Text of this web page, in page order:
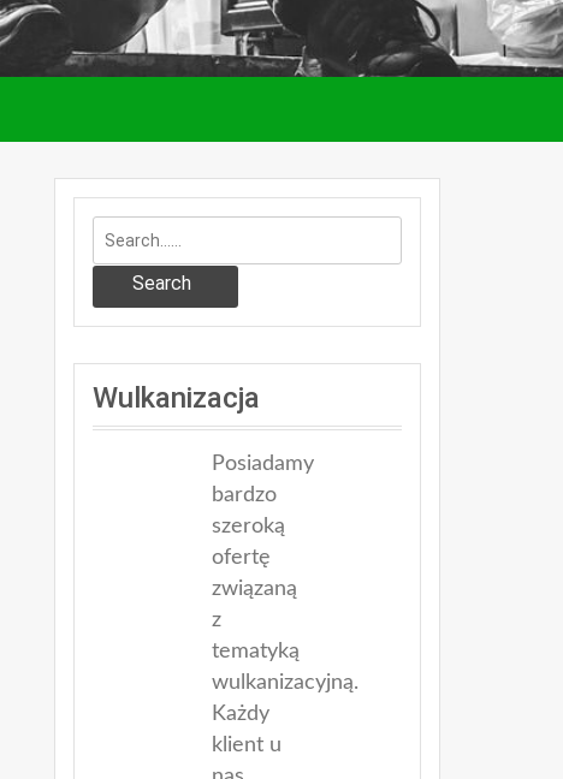
Search
Wulkanizacja
Posiadamy
bardzo
szeroką
ofertę
związaną
z
tematyką
wulkanizacyjną.
Każdy
klient u